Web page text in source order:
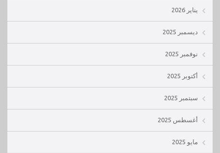
يناير 2026
ديسمبر 2025
نوفمبر 2025
أكتوبر 2025
سبتمبر 2025
أغسطس 2025
مايو 2025